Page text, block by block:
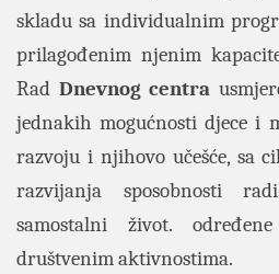
skladu sa individualnim
prilagođenim njenim
Rad Dnevnog centra
jednakih mogućnosti djece i
razvoju i njihovo učešće, sa
razvijanja sposobnosti
samostalni život.
društvenim aktivnostima.